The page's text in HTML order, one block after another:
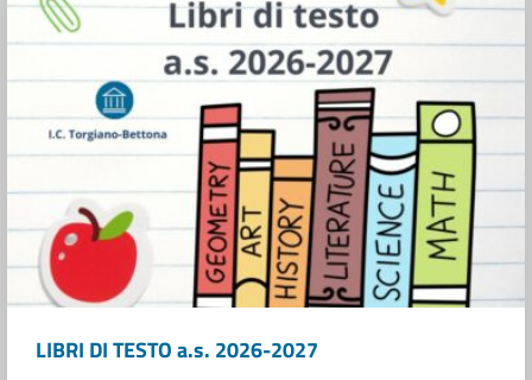
LIBRI DI TESTO a.s. 2026-2027